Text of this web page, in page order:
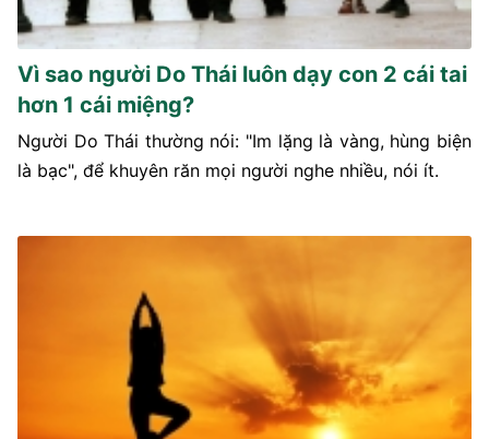
Vì sao người Do Thái luôn dạy con 2 cái tai
hơn 1 cái miệng?
Người Do Thái thường nói: "Im lặng là vàng, hùng biện
là bạc", để khuyên răn mọi người nghe nhiều, nói ít.